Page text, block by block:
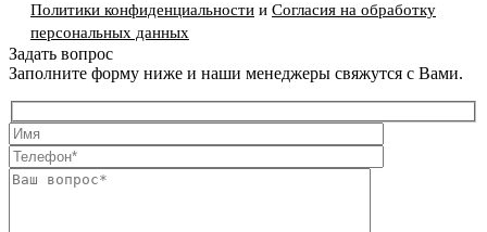
Политики конфиденциальности и Согласия на обработку
персональных данных
Задать вопрос
Заполните форму ниже и наши менеджеры свяжутся с Вами.